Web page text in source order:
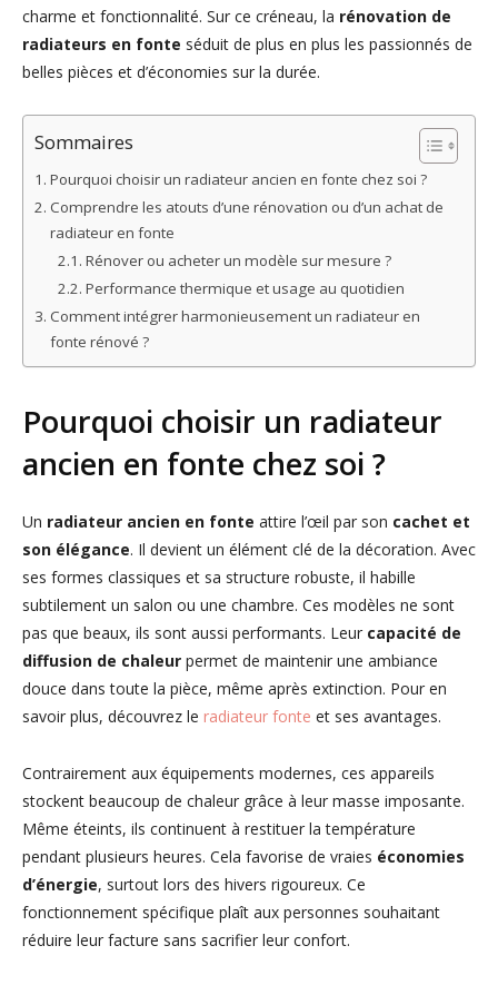
charme et fonctionnalité. Sur ce créneau, la rénovation de
radiateurs en fonte séduit de plus en plus les passionnés de
belles pièces et d’économies sur la durée.
Sommaires
Pourquoi choisir un radiateur ancien en fonte chez soi ?
Comprendre les atouts d’une rénovation ou d’un achat de
radiateur en fonte
Rénover ou acheter un modèle sur mesure ?
Performance thermique et usage au quotidien
Comment intégrer harmonieusement un radiateur en
fonte rénové ?
Pourquoi choisir un radiateur
ancien en fonte chez soi ?
Un radiateur ancien en fonte attire l’œil par son cachet et
son élégance. Il devient un élément clé de la décoration. Avec
ses formes classiques et sa structure robuste, il habille
subtilement un salon ou une chambre. Ces modèles ne sont
pas que beaux, ils sont aussi performants. Leur capacité de
diffusion de chaleur permet de maintenir une ambiance
douce dans toute la pièce, même après extinction. Pour en
savoir plus, découvrez le radiateur fonte et ses avantages.
Contrairement aux équipements modernes, ces appareils
stockent beaucoup de chaleur grâce à leur masse imposante.
Même éteints, ils continuent à restituer la température
pendant plusieurs heures. Cela favorise de vraies économies
d’énergie, surtout lors des hivers rigoureux. Ce
fonctionnement spécifique plaît aux personnes souhaitant
réduire leur facture sans sacrifier leur confort.